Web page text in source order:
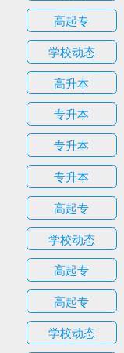
高起专
学校动态
高升本
专升本
专升本
专升本
高起专
学校动态
高起专
高起专
学校动态